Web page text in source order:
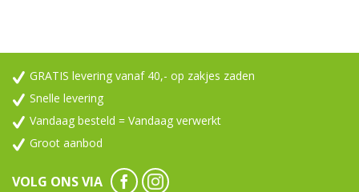
GRATIS levering vanaf 40,- op zakjes zaden
Snelle levering
Vandaag besteld = Vandaag verwerkt
Groot aanbod
VOLG ONS VIA